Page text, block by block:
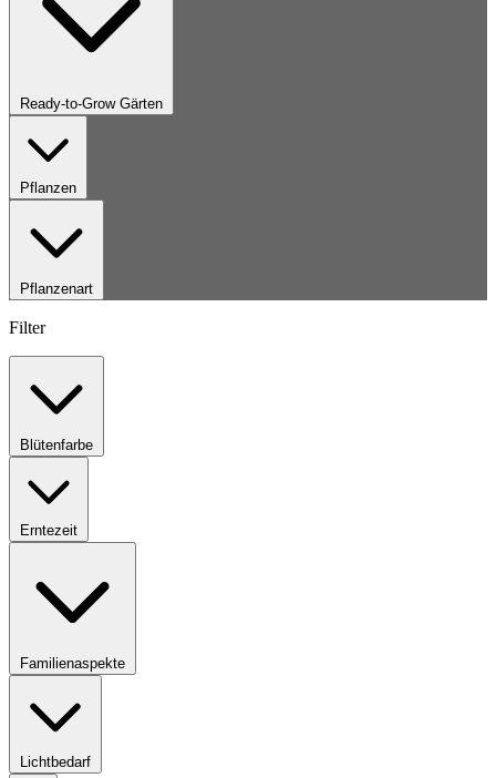
Ready-to-Grow Gärten
Pflanzen
Pflanzenart
Filter
Blütenfarbe
Erntezeit
Familienaspekte
Lichtbedarf